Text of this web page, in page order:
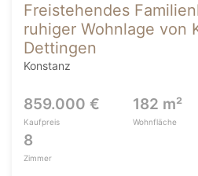
Freistehendes
ruhiger Wohnlage von
Dettingen
Konstanz
859.000 €
Kaufpreis
182 m²
Wohnfläche
8
Zimmer